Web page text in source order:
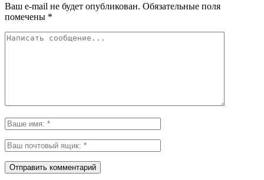
Ваш e-mail не будет опубликован. Обязательные поля
помечены *